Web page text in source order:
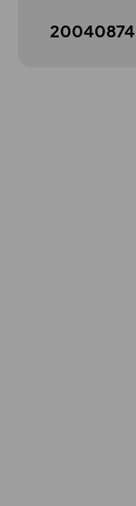
20040874